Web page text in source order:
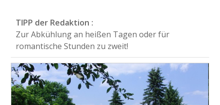
TIPP der Redaktion :
Zur Abkühlung an heißen Tagen oder für
romantische Stunden zu zweit!